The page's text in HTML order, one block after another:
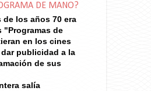
DE MANO?
de los años 70 era
"Programas de
en los cines
publicidad a la
de sus
salía